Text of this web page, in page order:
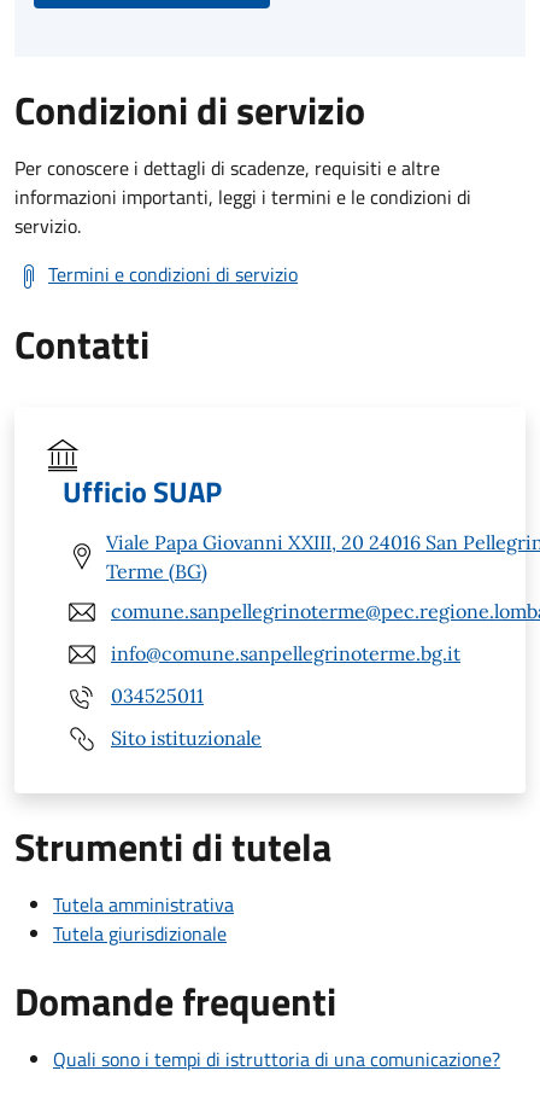
Condizioni di servizio
Per conoscere i dettagli di scadenze, requisiti e altre
informazioni importanti, leggi i termini e le condizioni di
servizio.
Termini e condizioni di servizio
Contatti
Ufficio SUAP
Viale Papa Giovanni XXIII, 20 24016 San
Terme (BG)
info@comune.sanpellegrinoterme.bg.it
034525011
Sito istituzionale
Strumenti di tutela
Tutela amministrativa
Tutela giurisdizionale
Domande frequenti
Quali sono i tempi di istruttoria di una comunicazione?